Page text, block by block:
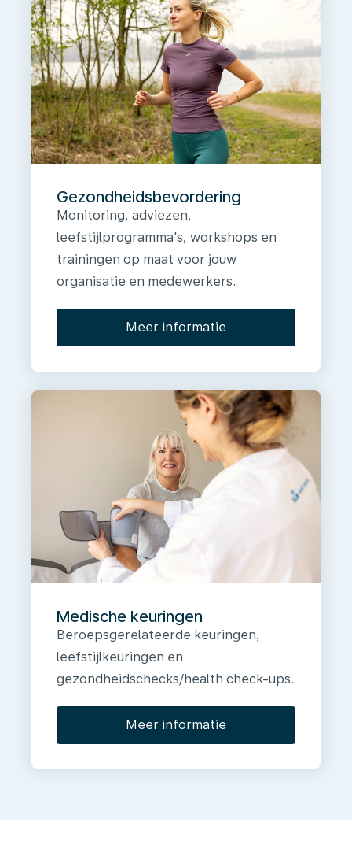
Gezondheidsbevordering
Monitoring, adviezen,
leefstijlprogramma's, workshops en
trainingen op maat voor jouw
organisatie en medewerkers.
Meer informatie
Medische keuringen
Beroepsgerelateerde keuringen,
leefstijlkeuringen en
gezondheidschecks/health check-ups.
Meer informatie
Het